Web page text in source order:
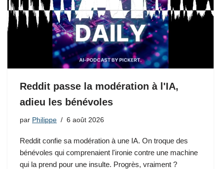
Reddit passe la modération à l'IA,
adieu les bénévoles
par Philippe 6 août 2026
Reddit confie sa modération à une IA. On troque des
bénévoles qui comprenaient l'ironie contre une machine
qui la prend pour une insulte. Progrès, vraiment ?